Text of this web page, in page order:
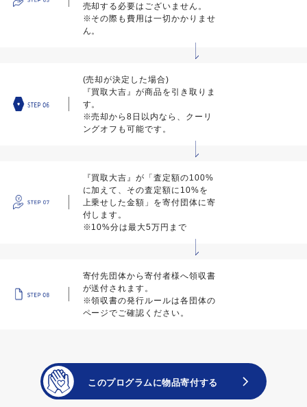
売却する必要はございません。
※その際も費用は一切かかりませ
ん。
(売却が決定した場合)
『買取大吉』が商品を引き取りま
す。
※売却から8日以内なら、クーリ
ングオフも可能です。
『買取大吉』が「査定額の100%
に加えて、その査定額に10%を
上乗せした金額」を寄付団体に寄
付します。
※10%分は最大5万円まで
寄付先団体から寄付者様へ領収書
が送付されます。
※領収書の発行ルールは各団体の
ページでご確認ください。